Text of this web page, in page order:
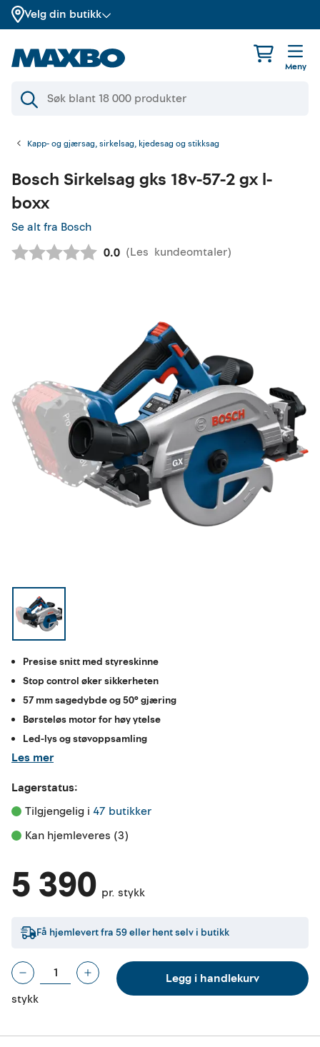
Velg din butikk
Meny
Kapp- og gjærsag, sirkelsag, kjedesag og stikksag
Bosch Sirkelsag gks 18v-57-2 gx l-
boxx
Se alt fra Bosch
Gjennomsnittskarakter:
0.0 (Les kundeomtaler)
Presise snitt med styreskinne
Stop control øker sikkerheten
57 mm sagedybde og 50° gjæring
Børsteløs motor for høy ytelse
Led-lys og støvoppsamling
Les mer
Lagerstatus:
Tilgjengelig i 47 butikker
Kan hjemleveres (3)
5 390 pr. stykk
Få hjemlevert fra 59eller hent selv i butikk
stykk
Legg i handlekurv